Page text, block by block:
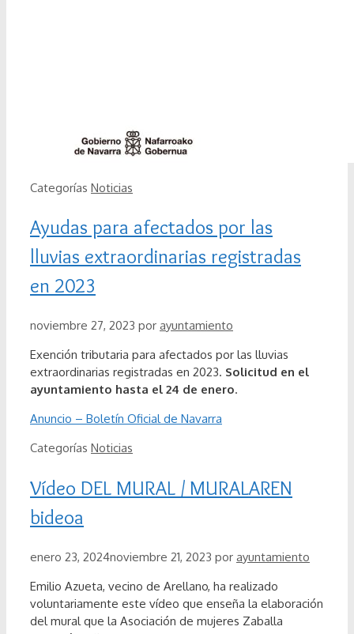
Categorías Noticias
Ayudas para afectados por las
lluvias extraordinarias registradas
en 2023
noviembre 27, 2023 por ayuntamiento
Exención tributaria para afectados por las lluvias
extraordinarias registradas en 2023. Solicitud en el
ayuntamiento hasta el 24 de enero.
Anuncio – Boletín Oficial de Navarra
Categorías Noticias
Vídeo DEL MURAL / MURALAREN
bideoa
enero 23, 2024noviembre 21, 2023 por ayuntamiento
Emilio Azueta, vecino de Arellano, ha realizado
voluntariamente este vídeo que enseña la elaboración
del mural que la Asociación de mujeres Zaballa